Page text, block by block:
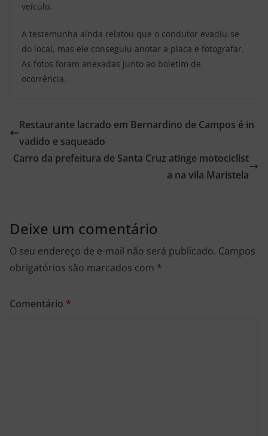
veículo.
A testemunha ainda relatou que o condutor evadiu-se
do local, mas ele conseguiu anotar a placa e fotografar.
As fotos foram anexadas junto ao boletim de
ocorrência.
Restaurante lacrado em Bernardino de Campos é in
vadido e saqueado
Carro da prefeitura de Santa Cruz atinge motociclist
a na vila Maristela
Deixe um comentário
O seu endereço de e-mail não será publicado. Campos
obrigatórios são marcados com *
Comentário *